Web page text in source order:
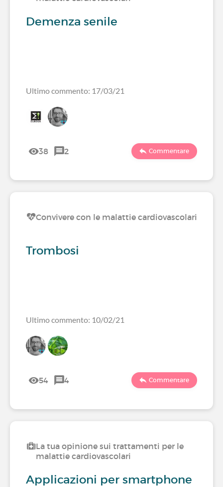
Demenza senile
Ultimo commento: 17/03/21
38 2 Commentare
Convivere con le malattie cardiovascolari
Trombosi
Ultimo commento: 10/02/21
54 4 Commentare
La tua opinione sui trattamenti per le
malattie cardiovascolari
Applicazioni per smartphone